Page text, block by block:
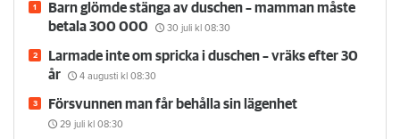
Barn glömde stänga av duschen – mamman måste
betala 300 000
30 juli kl 08:30
Larmade inte om spricka i duschen – vräks efter 30
år
4 augusti kl 08:30
Försvunnen man får behålla sin lägenhet
29 juli kl 08:30